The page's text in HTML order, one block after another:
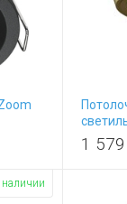
1 579
наличии